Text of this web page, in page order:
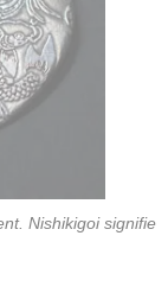
Nishikigoi signifie